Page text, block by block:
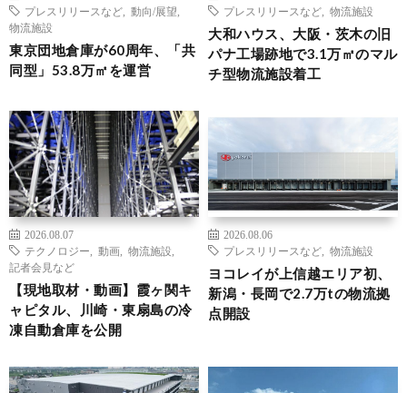
プレスリリースなど
動向/展望
物流施設
東京団地倉庫が60周年、「共
同型」53.8万㎡を運営
プレスリリースなど
物流施設
大和ハウス、大阪・茨木の旧
パナ工場跡地で3.1万㎡のマル
チ型物流施設着工
2026.08.07
テクノロジー
動画 物流施設
記者会見など
【現地取材・動画】霞ヶ関キ
ャピタル、川崎・東扇島の冷
凍自動倉庫を公開
2026.08.06
プレスリリースなど
物流施設
ヨコレイが上信越エリア初、
新潟・長岡で2.7万tの物流拠
点開設